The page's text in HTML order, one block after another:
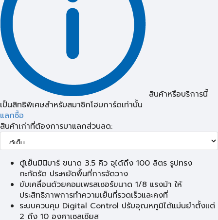
สินค้าหรือบริการนี้
เป็นสิทธิพิเศษสำหรับสมาชิกโฮมการ์ดเท่านั้น
แลกซื้อ
สินค้าเก่าที่ต้องการมาแลกส่วนลด:
ตู้เย็นมินิบาร์ ขนาด 3.5 คิว จุได้ถึง 100 ลิตร รูปทรง
กะทัดรัด ประหยัดพื้นที่การจัดวาง
ขับเคลื่อนด้วยคอมเพรสเซอร์ขนาด 1/8 แรงม้า ให้
ประสิทธิภาพการทำความเย็นที่รวดเร็วและคงที่
ระบบควบคุม Digital Control ปรับอุณหภูมิได้แม่นยำตั้งแต่
2 ถึง 10 องศาเซลเซียส